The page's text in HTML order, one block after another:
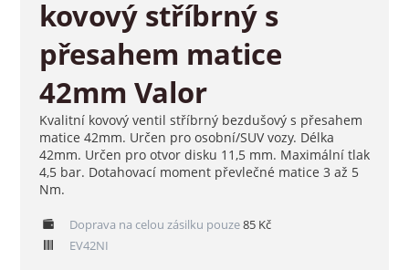
kovový stříbrný s
přesahem matice
42mm Valor
Kvalitní kovový ventil stříbrný bezdušový s přesahem
matice 42mm. Určen pro osobní/SUV vozy. Délka
42mm. Určen pro otvor disku 11,5 mm. Maximální tlak
4,5 bar. Dotahovací moment převlečné matice 3 až 5
Nm.
Doprava na celou zásilku pouze85 Kč
EV42NI